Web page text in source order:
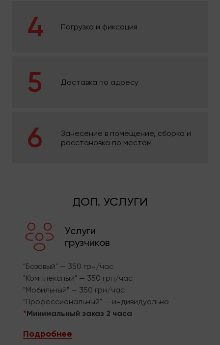
Погрузка и фиксация
Доставка по адресу
Занесение в помещение, сборка и
расстановка по местам
ДОП. УСЛУГИ
Услуги
грузчиков
"Базовый" — 350 грн/час
"Комплексный" — 350 грн/час
"Мобильный" — 350 грн/час
"Профессиональный" — индивидуально
*Минимальный заказ 2 часа
Подробнее